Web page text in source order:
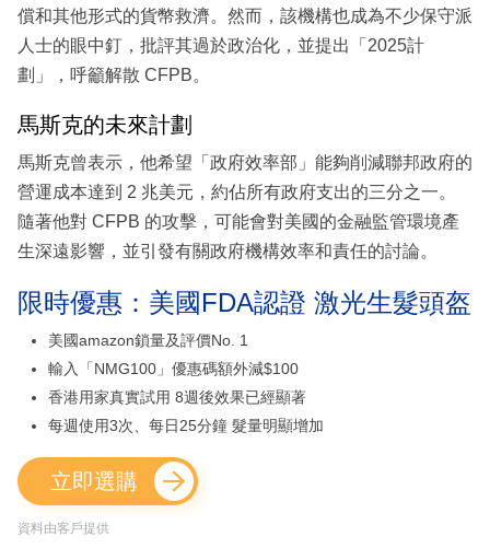
償和其他形式的貨幣救濟。然而，該機構也成為不少保守派
人士的眼中釘，批評其過於政治化，並提出「2025計
劃」，呼籲解散 CFPB。
馬斯克的未來計劃
馬斯克曾表示，他希望「政府效率部」能夠削減聯邦政府的
營運成本達到 2 兆美元，約佔所有政府支出的三分之一。
隨著他對 CFPB 的攻擊，可能會對美國的金融監管環境產
生深遠影響，並引發有關政府機構效率和責任的討論。
限時優惠：美國FDA認證 激光生髮頭盔
美國amazon鎖量及評價No. 1
輸入「NMG100」優惠碼額外減$100
香港用家真實試用 8週後效果已經顯著
每週使用3次、每日25分鐘 髮量明顯增加
立即選購
資料由客戶提供